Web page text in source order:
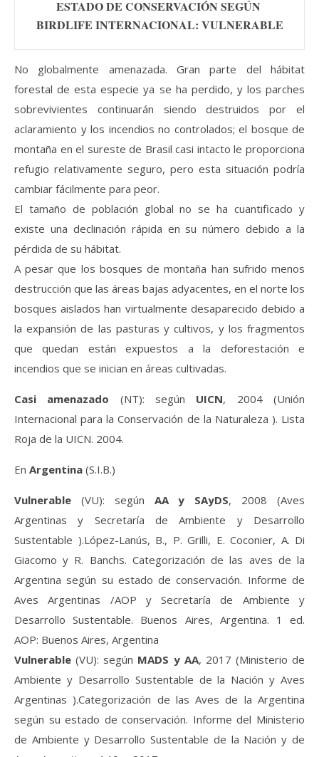
ESTADO DE CONSERVACIÓN SEGÚN
BIRDLIFE INTERNACIONAL: VULNERABLE
No globalmente amenazada. Gran parte del hábitat
forestal de esta especie ya se ha perdido, y los parches
sobrevivientes continuarán siendo destruidos por el
aclaramiento y los incendios no controlados; el bosque de
montaña en el sureste de Brasil casi intacto le proporciona
refugio relativamente seguro, pero esta situación podría
cambiar fácilmente para peor.
El tamaño de población global no se ha cuantificado y
existe una declinación rápida en su número debido a la
pérdida de su hábitat.
A pesar que los bosques de montaña han sufrido menos
destrucción que las áreas bajas adyacentes, en el norte los
bosques aislados han virtualmente desaparecido debido a
la expansión de las pasturas y cultivos, y los fragmentos
que quedan están expuestos a la deforestación e
incendios que se inician en áreas cultivadas.
Casi amenazado (NT): según UICN, 2004 (Unión
Internacional para la Conservación de la Naturaleza ). Lista
Roja de la UICN. 2004.
En Argentina (S.I.B.)
Vulnerable (VU): según AA y SAyDS, 2008 (Aves
Argentinas y Secretaría de Ambiente y Desarrollo
Sustentable ).López-Lanús, B., P. Grilli, E. Coconier, A. Di
Giacomo y R. Banchs. Categorización de las aves de la
Argentina según su estado de conservación. Informe de
Aves Argentinas /AOP y Secretaría de Ambiente y
Desarrollo Sustentable. Buenos Aires, Argentina. 1 ed.
AOP: Buenos Aires, Argentina
Vulnerable (VU): según MADS y AA, 2017 (Ministerio de
Ambiente y Desarrollo Sustentable de la Nación y Aves
Argentinas ).Categorización de las Aves de la Argentina
según su estado de conservación. Informe del Ministerio
de Ambiente y Desarrollo Sustentable de la Nación y de